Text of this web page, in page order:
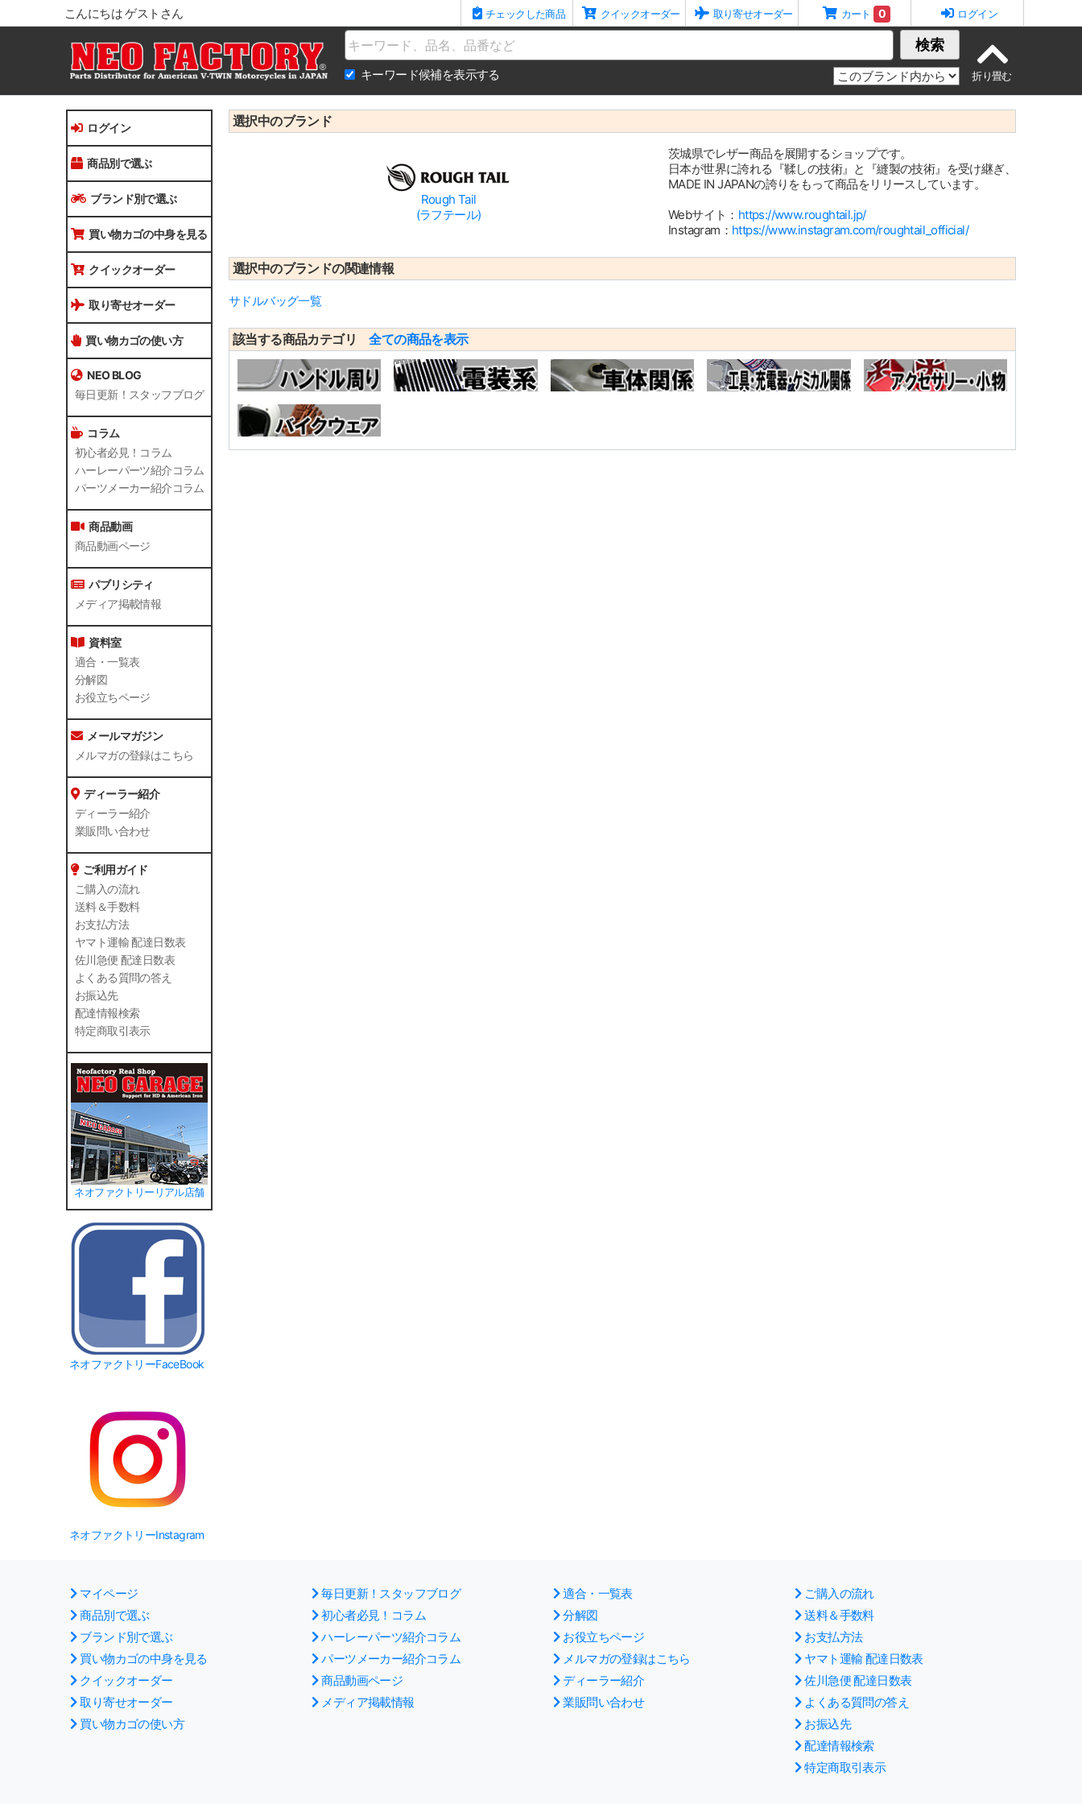
こんにちは ゲストさん チェックした商品 クイックオーダー 取り寄せオーダー カート 0 ログイン
Name 検索
キーワード候補を表示する
ログイン
商品別で選ぶ
ブランド別で選ぶ
買い物カゴの中身を見る
クイックオーダー
取り寄せオーダー
買い物カゴの使い方
NEO BLOG
毎日更新！スタッフブログ
コラム
初心者必見！コラム
ハーレーパーツ紹介コラム
パーツメーカー紹介コラム
商品動画
商品動画ページ
パブリシティ
メディア掲載情報
資料室
適合・一覧表
分解図
お役立ちページ
メールマガジン
メルマガの登録はこちら
ディーラー紹介
ディーラー紹介
業販問い合わせ
ご利用ガイド
ご購入の流れ
送料＆手数料
お支払方法
ヤマト運輸 配達日数表
佐川急便 配達日数表
よくある質問の答え
お振込先
配達情報検索
特定商取引表示
ネオファクトリーリアル店舗
ネオファクトリーFaceBook
ネオファクトリーInstagram
選択中のブランド
Rough Tail
(ラフテール)
茨城県でレザー商品を展開するショップです。
日本が世界に誇れる『鞣しの技術』と『縫製の技術』を受け継ぎ、
MADE IN JAPANの誇りをもって商品をリリースしています。
Webサイト： https://www.roughtail.jp/
Instagram： https://www.instagram.com/roughtail_official/
選択中のブランドの関連情報
サドルバッグ一覧
該当する商品カテゴリ全ての商品を表示
マイページ
商品別で選ぶ
ブランド別で選ぶ
買い物カゴの中身を見る
クイックオーダー
取り寄せオーダー
買い物カゴの使い方
毎日更新！スタッフブログ
初心者必見！コラム
ハーレーパーツ紹介コラム
パーツメーカー紹介コラム
商品動画ページ
メディア掲載情報
適合・一覧表
分解図
お役立ちページ
メルマガの登録はこちら
ディーラー紹介
業販問い合わせ
ご購入の流れ
送料＆手数料
お支払方法
ヤマト運輸 配達日数表
佐川急便 配達日数表
よくある質問の答え
お振込先
配達情報検索
特定商取引表示